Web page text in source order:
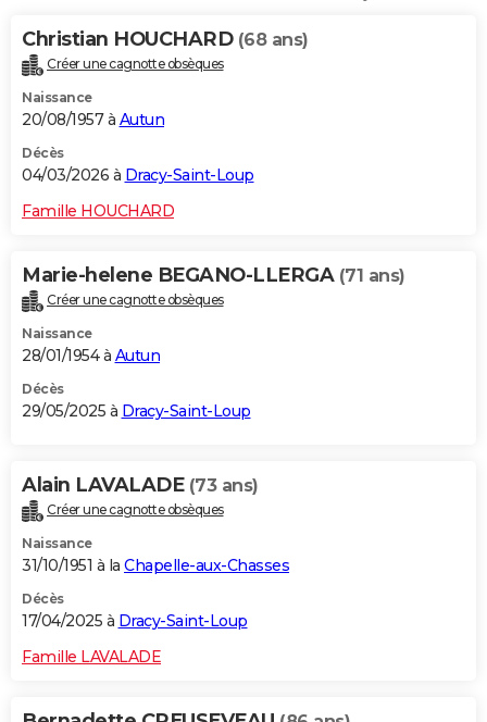
Alimentation
Guide de la santé
Maladies
Médicaments
Sommeil
VOYAGE
Destinations
City break
Voyage nature
Voyage de noces
Forum
Climat
+PHOTO
GUIDES D'ACHAT
BONS PLANS
CARTE DE VOEUX
Dictionnaire
Biographies
Citations
Expressions
Proverbes
PROGRAMME TV
COPAINS D'AVANT
S'inscrire
Se connecter
Lycées
Collèges
Primaires
Universités
Entreprises
Service militaire
Avis de recherche
AVIS DE DÉCÈS
Christian HOUCHARD (68 ans)
Créer une cagnotte obsèques
Naissance
20/08/1957 à Autun
Décès
04/03/2026 à Dracy-Saint-Loup
Famille HOUCHARD
Marie-helene BEGANO-LLERGA (71 ans)
Créer une cagnotte obsèques
Naissance
28/01/1954 à Autun
Décès
29/05/2025 à Dracy-Saint-Loup
Alain LAVALADE (73 ans)
Créer une cagnotte obsèques
Naissance
31/10/1951 à la Chapelle-aux-Chasses
Décès
17/04/2025 à Dracy-Saint-Loup
Famille LAVALADE